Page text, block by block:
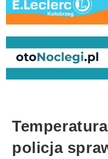
policja